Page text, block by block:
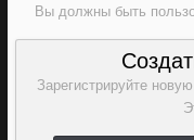
Вы должны быть
Зарегистрируйте